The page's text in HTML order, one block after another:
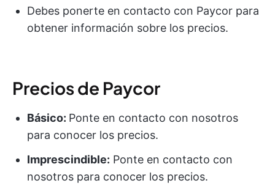
Debes ponerte en contacto con Paycor para
obtener información sobre los precios.
Precios de Paycor
Básico: Ponte en contacto con nosotros
para conocer los precios.
Imprescindible: Ponte en contacto con
nosotros para conocer los precios.